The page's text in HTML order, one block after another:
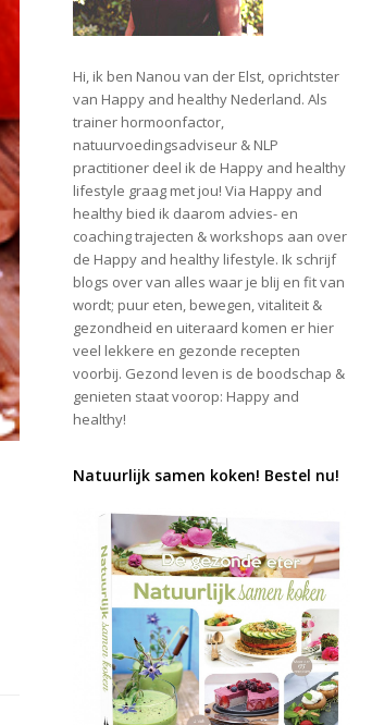
Hi, ik ben Nanou van der Elst, oprichtster
van Happy and healthy Nederland. Als
trainer hormoonfactor,
natuurvoedingsadviseur & NLP
practitioner deel ik de Happy and healthy
lifestyle graag met jou! Via Happy and
healthy bied ik daarom advies- en
coaching trajecten & workshops aan over
de Happy and healthy lifestyle. Ik schrijf
blogs over van alles waar je blij en fit van
wordt; puur eten, bewegen, vitaliteit &
gezondheid en uiteraard komen er hier
veel lekkere en gezonde recepten
voorbij. Gezond leven is de boodschap &
genieten staat voorop: Happy and
healthy!
Natuurlijk samen koken! Bestel nu!